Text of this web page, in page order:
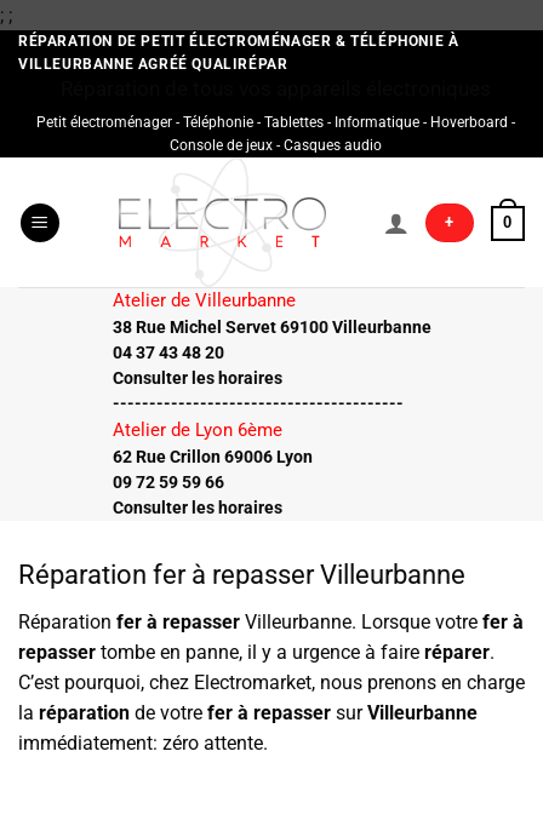
; ;Passer
au
contenu
RÉPARATION DE PETIT ÉLECTROMÉNAGER & TÉLÉPHONIE À
VILLEURBANNE AGRÉÉ QUALIRÉPAR
Petit électroménager - Téléphonie - Tablettes - Informatique - Hoverboard -
Console de jeux - Casques audio
+ 0
Atelier de Villeurbanne
38 Rue Michel Servet 69100 Villeurbanne
04 37 43 48 20
Consulter les horaires
----------------------------------------
Atelier de Lyon 6ème
62 Rue Crillon 69006 Lyon
09 72 59 59 66
Consulter les horaires
Réparation fer à repasser Villeurbanne
Réparation fer à repasser Villeurbanne. Lorsque votre fer à
repasser tombe en panne, il y a urgence à faire réparer.
C’est pourquoi, chez Electromarket, nous prenons en charge
la réparation de votre fer à repasser surVilleurbanne
immédiatement: zéro attente.